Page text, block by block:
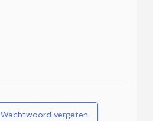
Wachtwoord vergeten